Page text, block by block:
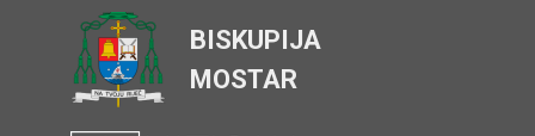
BISKUPIJA
MOSTAR